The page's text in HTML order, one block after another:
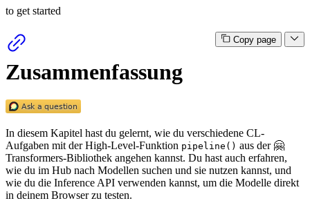
to get started
Copy page
Zusammenfassung
In diesem Kapitel hast du gelernt, wie du verschiedene CL-
Aufgaben mit der High-Level-Funktion pipeline() aus der 🤗
Transformers-Bibliothek angehen kannst. Du hast auch erfahren,
wie du im Hub nach Modellen suchen und sie nutzen kannst, und
wie du die Inference API verwenden kannst, um die Modelle direkt
in deinem Browser zu testen.